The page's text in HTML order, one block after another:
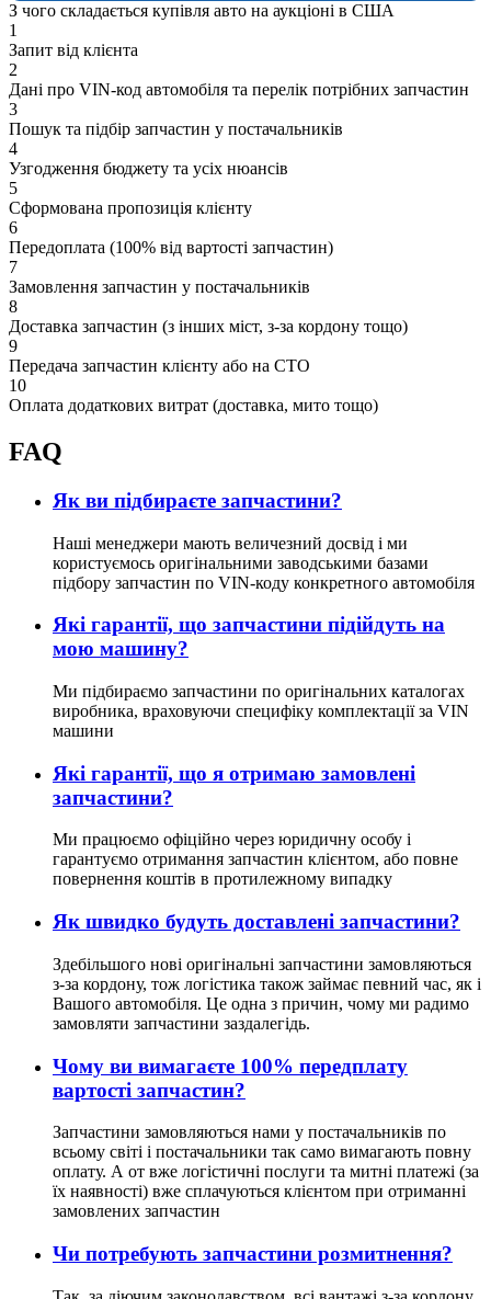
З чого складається купівля авто на аукціоні в США
1
Запит від клієнта
2
Дані про VIN-код автомобіля та перелік потрібних запчастин
3
Пошук та підбір запчастин у постачальників
4
Узгодження бюджету та усіх нюансів
5
Сформована пропозиція клієнту
6
Передоплата (100% від вартості запчастин)
7
Замовлення запчастин у постачальників
8
Доставка запчастин (з інших міст, з-за кордону тощо)
9
Передача запчастин клієнту або на СТО
10
Оплата додаткових витрат (доставка, мито тощо)
FAQ
Як ви підбираєте запчастини?
Наші менеджери мають величезний досвід і ми
користуємось оригінальними заводськими базами
підбору запчастин по VIN-коду конкретного автомобіля
Які гарантії, що запчастини підійдуть на
мою машину?
Ми підбираємо запчастини по оригінальних каталогах
виробника, враховуючи специфіку комплектації за VIN
машини
Які гарантії, що я отримаю замовлені
запчастини?
Ми працюємо офіційно через юридичну особу і
гарантуємо отримання запчастин клієнтом, або повне
повернення коштів в протилежному випадку
Як швидко будуть доставлені запчастини?
Здебільшого нові оригінальні запчастини замовляються
з-за кордону, тож логістика також займає певний час, як і
Вашого автомобіля. Це одна з причин, чому ми радимо
замовляти запчастини заздалегідь.
Чому ви вимагаєте 100% передплату
вартості запчастин?
Запчастини замовляються нами у постачальників по
всьому світі і постачальники так само вимагають повну
оплату. А от вже логістичні послуги та митні платежі (за
їх наявності) вже сплачуються клієнтом при отриманні
замовлених запчастин
Чи потребують запчастини розмитнення?